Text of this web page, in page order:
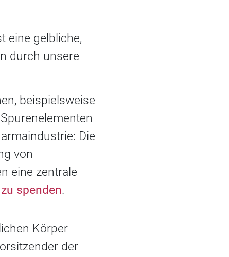
eine gelbliche,
durch unsere
beispielsweise
Die
von
eine zentrale
spenden.
Körper
der